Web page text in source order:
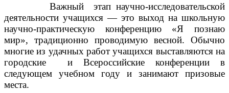
Важный этап научно-исследовательской
деятельности учащихся — это выход на школьную
научно-практическую конференцию «Я познаю
мир», традиционно проводимую весной. Обычно
многие из удачных работ учащихся выставляются на
городские и Всероссийские конференции в
следующем учебном году и занимают призовые
места.